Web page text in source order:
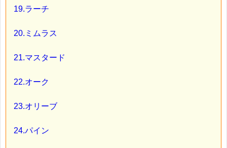
19.ラーチ
20.ミムラス
21.マスタード
22.オーク
23.オリーブ
24.パイン